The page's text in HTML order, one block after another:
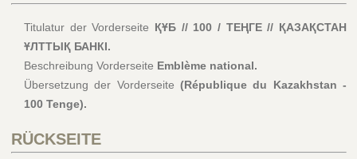
Titulatur der Vorderseite ҚҰБ // 100 / ТЕҢГЕ // ҚАЗАҚСТАН
ҰЛТТЫҚ БАНКІ.
Beschreibung Vorderseite Emblème national.
Übersetzung der Vorderseite (République du Kazakhstan -
100 Tenge).
RÜCKSEITE